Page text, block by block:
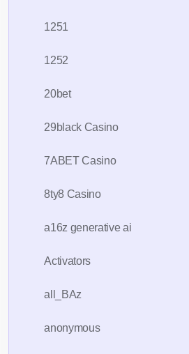
1251
1252
20bet
29black Casino
7ABET Casino
8ty8 Casino
a16z generative ai
Activators
all_BAz
anonymous